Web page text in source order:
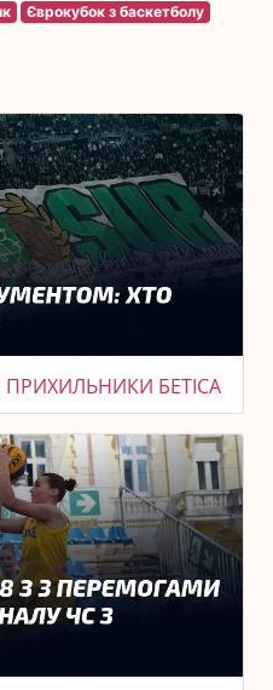
Єврокубок з баскетболу
ПРИХИЛЬНИКИ БЕТІСА